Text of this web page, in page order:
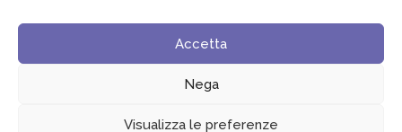
Accetta
Nega
Visualizza le preferenze
Edvance – Digital Education Hub Higher Education